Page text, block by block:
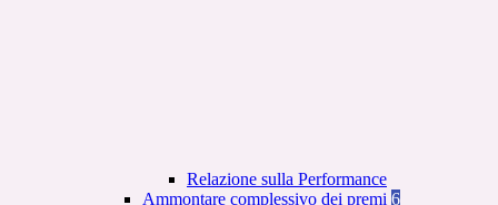
Relazione sulla Performance
Ammontare complessivo dei premi 6